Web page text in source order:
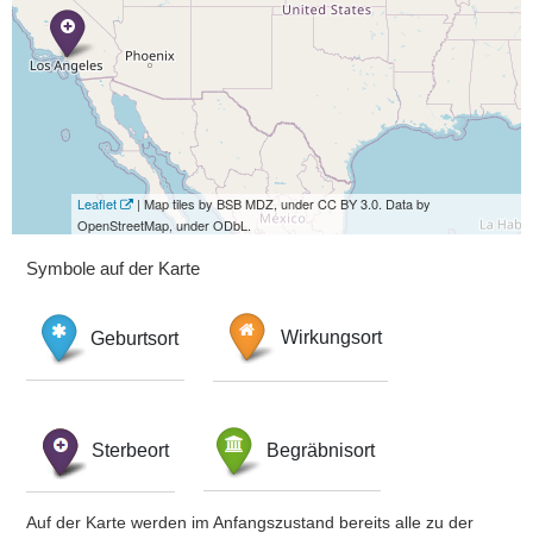
Leaflet
| Map tiles by BSB MDZ, under CC BY 3.0. Data by
OpenStreetMap, under ODbL.
Symbole auf der Karte
Geburtsort Wirkungsort
Sterbeort Begräbnisort
Auf der Karte werden im Anfangszustand bereits alle zu der